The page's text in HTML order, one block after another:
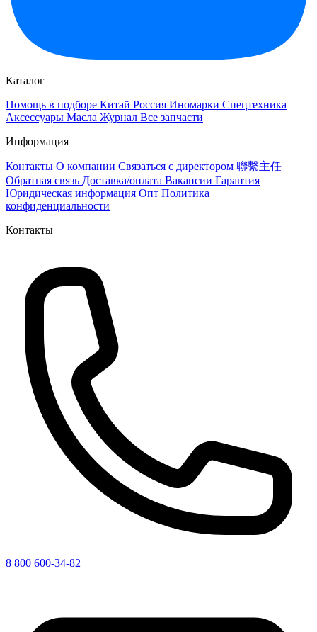
Каталог
Помощь в подборе Китай Россия Иномарки Спецтехника
Аксессуары Масла Журнал Все запчасти
Информация
Контакты О компании Связаться с директором 聯繫主任
Обратная связь Доставка/оплата Вакансии Гарантия
Юридическая информация Опт Политика
конфиденциальности
Контакты
8 800 600-34-82